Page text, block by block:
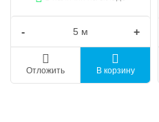
- +
Отложить В корзину